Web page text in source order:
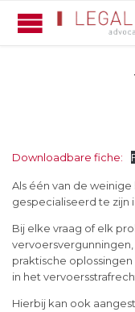
Downloadbare fiche:
Als één van de
gespecialiseerd te zijn
Bij elke vraag of elk
praktische
in het
Hierbij kan ook